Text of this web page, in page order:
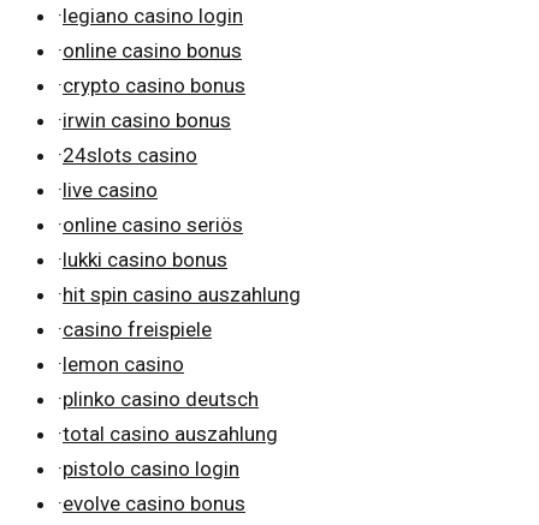
·legiano casino login
·online casino bonus
·crypto casino bonus
·irwin casino bonus
·24slots casino
·live casino
·online casino seriös
·lukki casino bonus
·hit spin casino auszahlung
·casino freispiele
·lemon casino
·plinko casino deutsch
·total casino auszahlung
·pistolo casino login
·evolve casino bonus